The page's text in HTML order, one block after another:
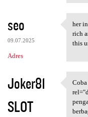
seo
09.07.2025
Adres
her
her
rich
this
Joker81
SLOT